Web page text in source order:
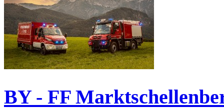
BY - FF